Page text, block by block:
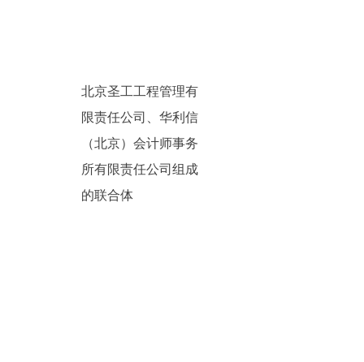
北京圣工工程管理有
限责任公司、华利信
（北京）会计师事务
所有限责任公司组成
的联合体